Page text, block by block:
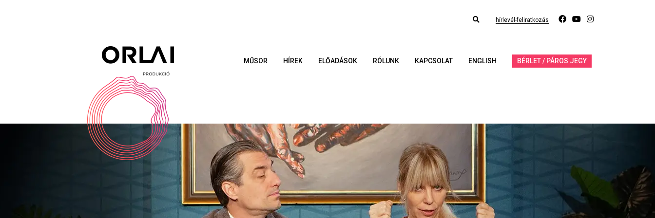
hírlevél-feliratkozás
MŰSOR HÍREK ELŐADÁSOK RÓLUNK KAPCSOLAT ENGLISH BÉRLET / PÁROS JEGY